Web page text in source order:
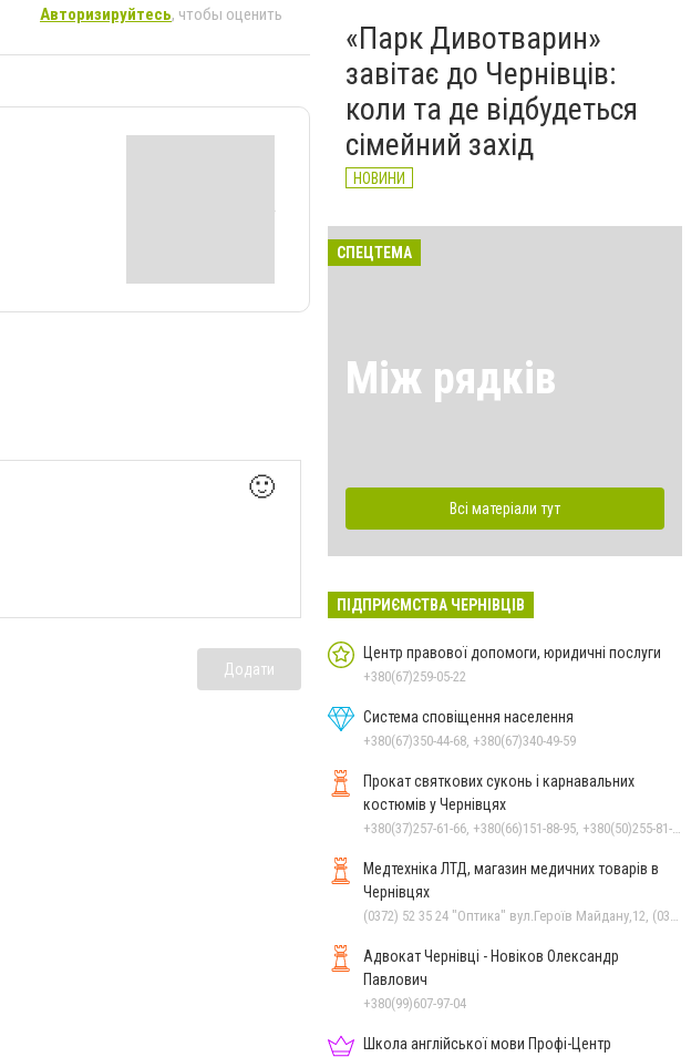
Авторизируйтесь, чтобы оценить
🙂
Додати
«Парк Дивотварин»
завітає до Чернівців:
коли та де відбудеться
сімейний захід
НОВИНИ
СПЕЦТЕМА
Між рядків
Всі матеріали тут
ПІДПРИЄМСТВА ЧЕРНІВЦІВ
Центр правової допомоги, юридичні послуги
+380(67)259-05-22
Система сповіщення населення
+380(67)350-44-68, +380(67)340-49-59
Прокат святкових суконь і карнавальних
костюмів у Чернівцях
Медтехніка ЛТД, магазин медичних товарів в
Чернівцях
Адвокат Чернівці - Новіков Олександр
Павлович
+380(99)607-97-04
Школа англійської мови Профі-Центр